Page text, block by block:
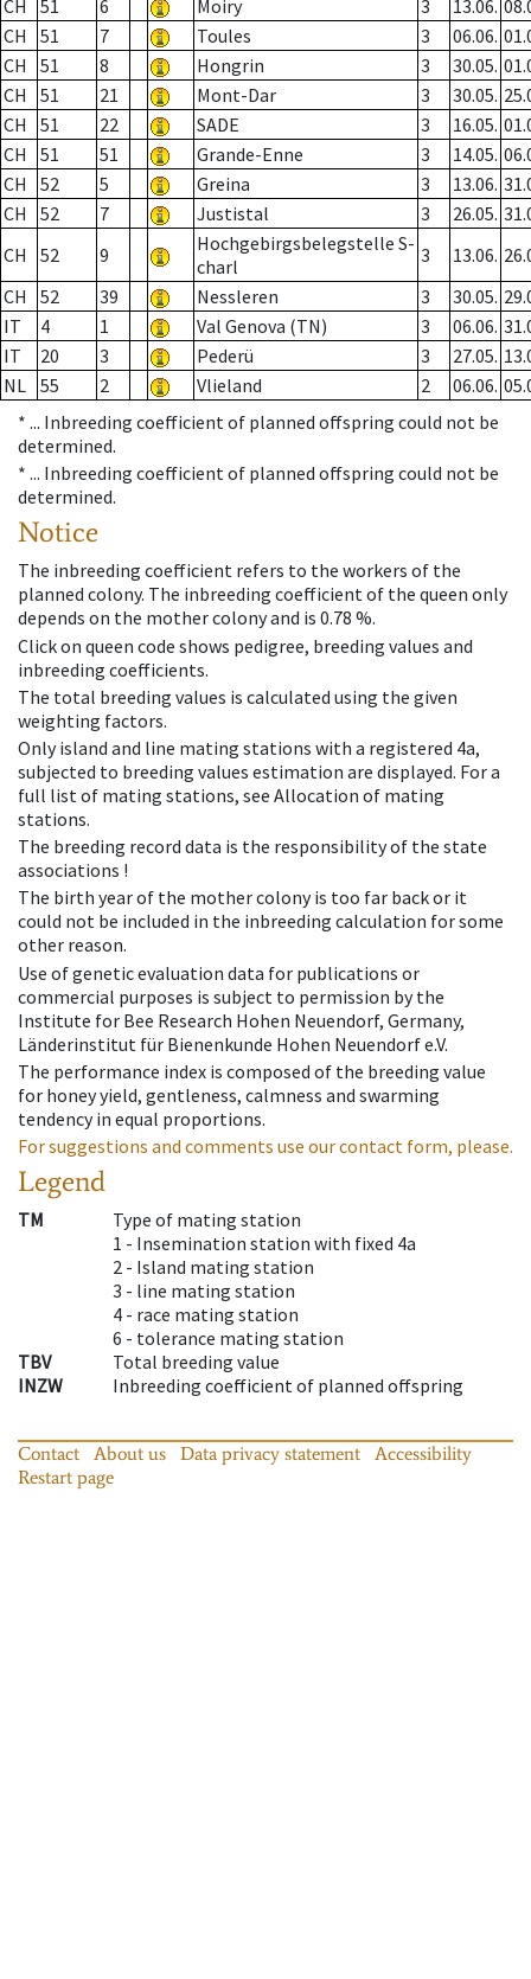
CH 51 6 Moiry 3 13.06.
CH
51 7 Toules 3 06.06.
CH
51 8 Hongrin 3 30.05.
CH
51 21 Mont-Dar 3 30.05.
CH
51 22 SADE 3 16.05.
CH
51 51 Grande-Enne 3 14.05.
CH
52 5 Greina 3 13.06.
CH
52 7 Justistal 3 26.05.
CH
52 9
Hochgebirgsbelegstelle S-
charl
3 13.06.
CH
52 39 Nessleren 3 30.05.
IT
4 1 Val Genova (TN) 3 06.06.
IT
20 3 Pederü 3 27.05.
NL 55 2 Vlieland 2 06.06.
* ... Inbreeding coefficient of planned offspring could not be
determined.
* ... Inbreeding coefficient of planned offspring could not be
determined.
Notice
The inbreeding coefficient refers to the workers of the
planned colony. The inbreeding coefficient of the queen only
depends on the mother colony and is 0.78 %.
Click on queen code shows pedigree, breeding values and
inbreeding coefficients.
The total breeding values is calculated using the given
weighting factors.
Only island and line mating stations with a registered 4a,
subjected to breeding values estimation are displayed. For a
full list of mating stations, see Allocation of mating
stations.
The breeding record data is the responsibility of the state
associations !
The birth year of the mother colony is too far back or it
could not be included in the inbreeding calculation for some
other reason.
Use of genetic evaluation data for publications or
commercial purposes is subject to permission by the
Institute for Bee Research Hohen Neuendorf, Germany,
Länderinstitut für Bienenkunde Hohen Neuendorf e.V.
The performance index is composed of the breeding value
for honey yield, gentleness, calmness and swarming
tendency in equal proportions.
For suggestions and comments use our contact form, please.
Legend
TM
Type of mating station
1 - Insemination station with fixed 4a
2 - Island mating station
3 - line mating station
4 - race mating station
6 - tolerance mating station
TBV
Total breeding value
INZW
Inbreeding coefficient of planned offspring
Contact About us Data privacy statement
Accessibility
Restart page